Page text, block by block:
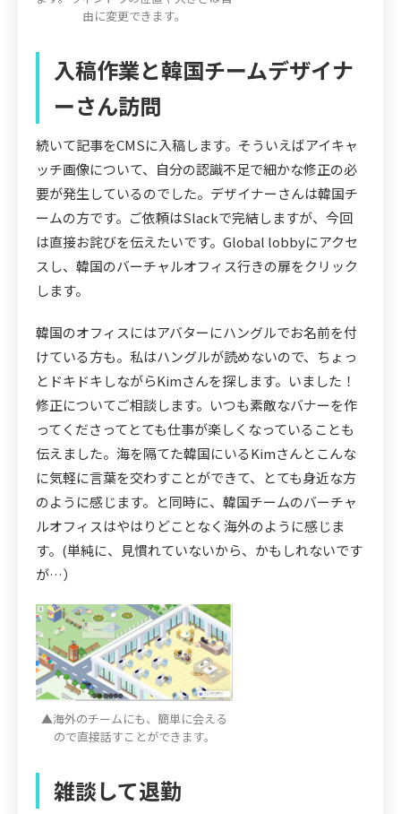
由に変更できます。
入稿作業と韓国チームデザイナ
ーさん訪問
続いて記事をCMSに入稿します。そういえばアイキャ
ッチ画像について、自分の認識不足で細かな修正の必
要が発生しているのでした。デザイナーさんは韓国チ
ームの方です。ご依頼はSlackで完結しますが、今回
は直接お詫びを伝えたいです。Global lobbyにアクセ
スし、韓国のバーチャルオフィス行きの扉をクリック
します。
韓国のオフィスにはアバターにハングルでお名前を付
けている方も。私はハングルが読めないので、ちょっ
とドキドキしながらKimさんを探します。いました！
修正についてご相談します。いつも素敵なバナーを作
ってくださってとても仕事が楽しくなっていることも
伝えました。海を隔てた韓国にいるKimさんとこんな
に気軽に言葉を交わすことができて、とても身近な方
のように感じます。と同時に、韓国チームのバーチャ
ルオフィスはやはりどことなく海外のように感じま
す。(単純に、見慣れていないから、かもしれないです
が…）
▲海外のチームにも、簡単に会える
ので直接話すことができます。
雑談して退勤